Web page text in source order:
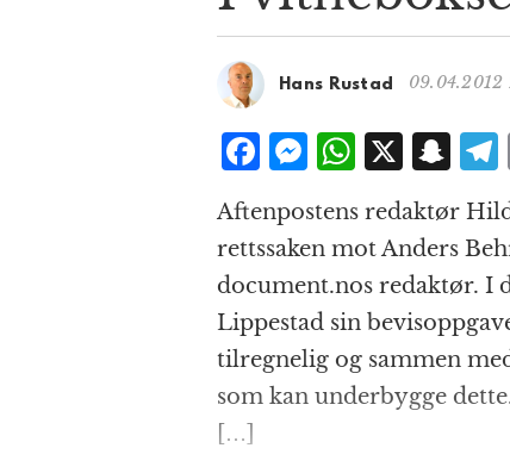
Hans Rustad 09.04.2012
F
c
e
b
o
o
k
M
ss
e
n
g
e
r
W
at
s
A
p
p
X S
n
a
p
c
h
at
Aftenpostens redaktør
rettssaken mot Anders
document.nos redaktør. I
Lippestad sin
tilregnelig og sammen
som kan underbygge
[…]